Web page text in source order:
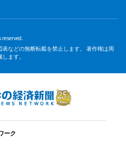
reserved.
などの無断転載を禁止します。 著作権は周
ます。
ーク